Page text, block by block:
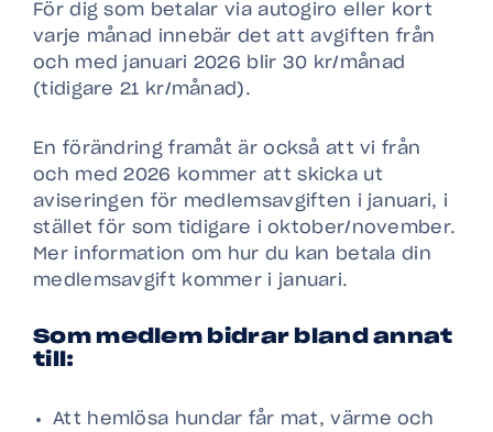
För dig som betalar via autogiro eller kort
varje månad innebär det att avgiften från
och med januari 2026 blir 30 kr/månad
(tidigare 21 kr/månad).
En förändring framåt är också att vi från
och med 2026 kommer att skicka ut
aviseringen för medlemsavgiften i januari, i
stället för som tidigare i oktober/november.
Mer information om hur du kan betala din
medlemsavgift kommer i januari.
Som medlem bidrar bland annat
till:
Att hemlösa hundar får mat, värme och